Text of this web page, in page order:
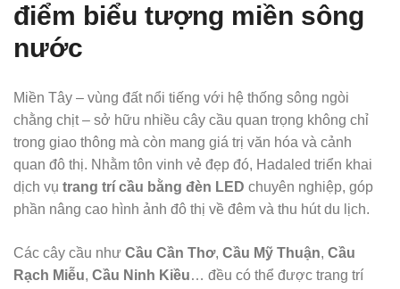
điểm biểu tượng miền sông
nước
Miền Tây – vùng đất nổi tiếng với hệ thống sông ngòi
chằng chịt – sở hữu nhiều cây cầu quan trọng không chỉ
trong giao thông mà còn mang giá trị văn hóa và cảnh
quan đô thị. Nhằm tôn vinh vẻ đẹp đó, Hadaled triển khai
dịch vụ trang trí cầu bằng đèn LED chuyên nghiệp, góp
phần nâng cao hình ảnh đô thị về đêm và thu hút du lịch.
Các cây cầu như Cầu Cần Thơ, Cầu Mỹ Thuận, Cầu
Rạch Miễu, Cầu Ninh Kiều… đều có thể được trang trí